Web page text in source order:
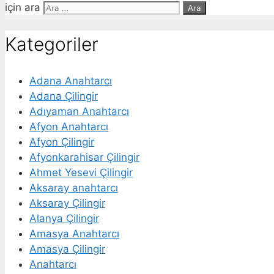
için ara
Kategoriler
Adana Anahtarcı
Adana Çilingir
Adıyaman Anahtarcı
Afyon Anahtarcı
Afyon Çilingir
Afyonkarahisar Çilingir
Ahmet Yesevi Çilingir
Aksaray anahtarcı
Aksaray Çilingir
Alanya Çilingir
Amasya Anahtarcı
Amasya Çilingir
Anahtarcı